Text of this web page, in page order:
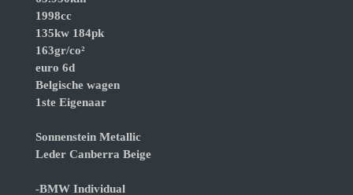
1998cc
135kw 184pk
163gr/co²
euro 6d
Belgische wagen
1ste Eigenaar
Sonnenstein Metallic
Leder Canberra Beige
-BMW Individual